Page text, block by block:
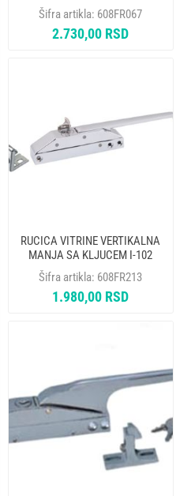
Šifra artikla: 608FR067
2.730,00 RSD
RUCICA VITRINE VERTIKALNA
MANJA SA KLJUCEM I-102
Šifra artikla: 608FR213
1.980,00 RSD